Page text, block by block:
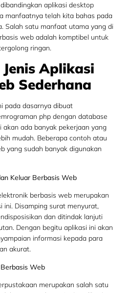
aplikasi desktop
manfaatnya telah kita bahas pada
Salah satu manfaat utama yang di
web adalah komptibel untuk
ringan.
Aplikasi
Sederhana
pada dasarnya dibuat
php dengan database
akan ada banyak pekerjaan yang
mudah. Beberapa contoh atau
yang sudah banyak digunakan
Keluar Berbasis Web
berbasis web merupakan
ini. Disamping surat menyurat,
dan ditindak lanjuti
Dengan begitu aplikasi ini akan
informasi kepada para
akurat.
Web
merupakan salah satu